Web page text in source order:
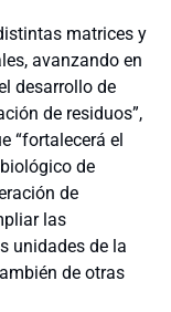
matrices y
avanzando en
desarrollo de
de residuos”,
“fortalecerá el
de
de
las
unidades de la
de otras